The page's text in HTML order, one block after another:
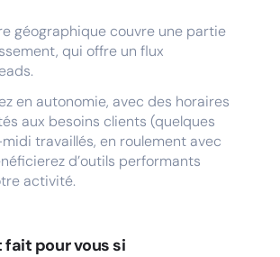
géographique couvre une partie
qui offre un flux
en autonomie, avec des horaires
aux besoins clients (quelques
travaillés, en roulement avec
d’outils performants
activité.
pour vous si